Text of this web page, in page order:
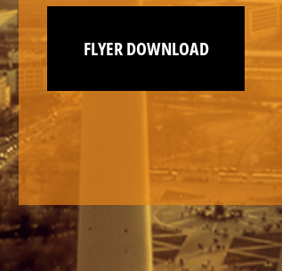
FLYER DOWNLOAD